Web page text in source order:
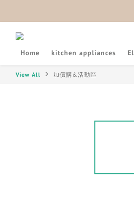
Home
kitchen appliances
View All 加價購&活動區